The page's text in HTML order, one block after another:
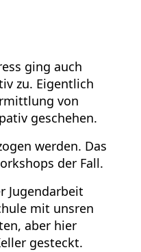
ging auch
zu. Eigentlich
von
geschehen.
werden. Das
der Fall.
Jugendarbeit
mit unsren
aber hier
gesteckt.